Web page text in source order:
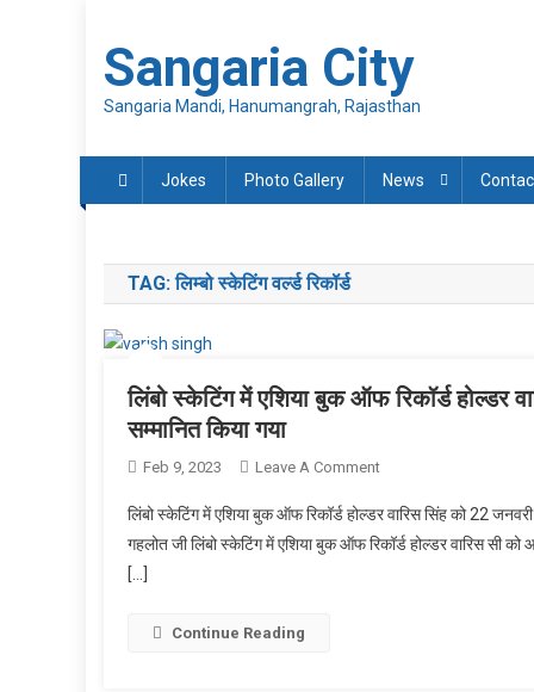
content
Sangaria City
Sangaria Mandi, Hanumangrah, Rajasthan
Jokes Photo Gallery News
TAG:लिम्बो स्केटिंग वर्ल्ड रिकॉर्ड
लिंबो स्केटिंग में एशिया बुक ऑफ रिकॉर्ड होल्डर
सम्मानित किया गया
Feb 9, 2023 Leave A CommentOn
स्केटिंग
में
लिंबो स्केटिंग में एशिया बुक ऑफ रिकॉर्ड होल्डर वारिस सिंह को 22
गहलोत जी लिंबो स्केटिंग में एशिया बुक ऑफ रिकॉर्ड होल्डर वारिस सी
[…]
Continue Reading